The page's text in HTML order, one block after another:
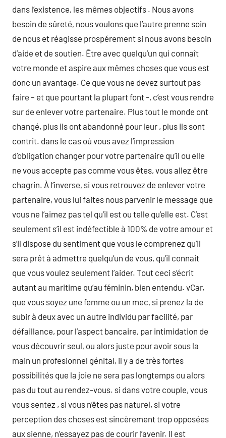
dans l’existence, les mêmes objectifs . Nous avons
besoin de sûreté, nous voulons que l’autre prenne soin
de nous et réagisse prospérement si nous avons besoin
d’aide et de soutien. Être avec quelqu’un qui connaît
votre monde et aspire aux mêmes choses que vous est
donc un avantage. Ce que vous ne devez surtout pas
faire – et que pourtant la plupart font -, c’est vous rendre
sur de enlever votre partenaire. Plus tout le monde ont
changé, plus ils ont abandonné pour leur , plus ils sont
contrit. dans le cas où vous avez l’impression
d’obligation changer pour votre partenaire qu’il ou elle
ne vous accepte pas comme vous êtes, vous allez être
chagrin. À l’inverse, si vous retrouvez de enlever votre
partenaire, vous lui faites nous parvenir le message que
vous ne l’aimez pas tel qu’il est ou telle qu’elle est. C’est
seulement s’il est indéfectible à 100% de votre amour et
s’il dispose du sentiment que vous le comprenez qu’il
sera prêt à admettre quelqu’un de vous, qu’il connait
que vous voulez seulement l’aider. Tout ceci s’écrit
autant au maritime qu’au féminin, bien entendu. vCar,
que vous soyez une femme ou un mec, si prenez la de
subir à deux avec un autre individu par facilité, par
défaillance, pour l’aspect bancaire, par intimidation de
vous découvrir seul, ou alors juste pour avoir sous la
main un profesionnel génital, il y a de très fortes
possibilités que la joie ne sera pas longtemps ou alors
pas du tout au rendez-vous. si dans votre couple, vous
vous sentez , si vous n’êtes pas naturel, si votre
perception des choses est sincèrement trop opposées
aux sienne, n’essayez pas de courir l’avenir. Il est